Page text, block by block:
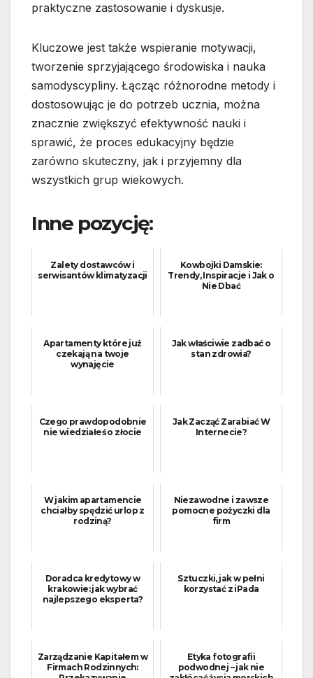
praktyczne zastosowanie i dyskusje.
Kluczowe jest także wspieranie motywacji,
tworzenie sprzyjającego środowiska i nauka
samodyscypliny. Łącząc różnorodne metody i
dostosowując je do potrzeb ucznia, można
znacznie zwiększyć efektywność nauki i
sprawić, że proces edukacyjny będzie
zarówno skuteczny, jak i przyjemny dla
wszystkich grup wiekowych.
Inne pozycję:
Zalety dostawców i
serwisantów klimatyzacji
Kowbojki Damskie:
Trendy, Inspiracje i Jak o
Nie Dbać
Apartamenty które już
czekają na twoje
wynajęcie
Jak właściwie zadbać o
stan zdrowia?
Czego prawdopodobnie
nie wiedziałeś o złocie
Jak Zacząć Zarabiać W
Internecie?
W jakim apartamencie
chciałby spędzić urlop z
rodziną?
Niezawodne i zawsze
pomocne pożyczki dla
firm
Doradca kredytowy w
krakowie: jak wybrać
najlepszego eksperta?
Sztuczki, jak w pełni
korzystać z iPada
Zarządzanie Kapitałem w
Firmach Rodzinnych:
Etyka fotografii
podwodnej – jak nie